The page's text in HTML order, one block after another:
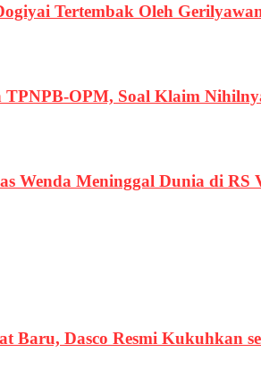
Tertembak Oleh
TPNPB-OPM, Soal Klaim
Wenda Meninggal Dunia di
Baru, Dasco Resmi Kukuhkan